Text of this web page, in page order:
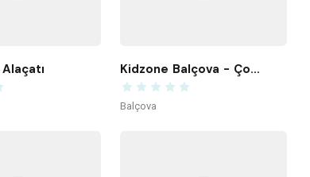
Kidzone Balçova - Çocuk Gelişim ve Aktivite Merkezi
Balçova